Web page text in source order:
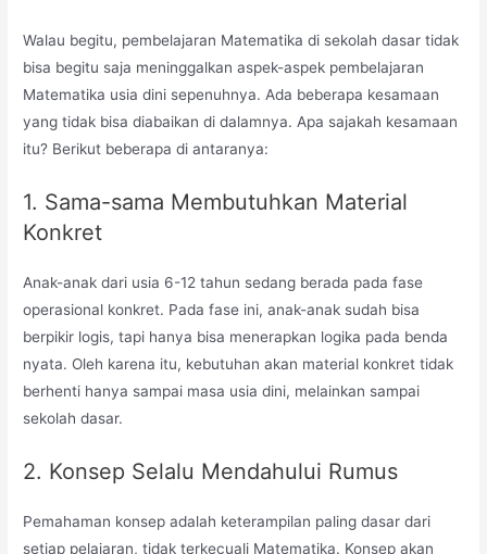
Walau begitu, pembelajaran Matematika di sekolah dasar tidak
bisa begitu saja meninggalkan aspek-aspek pembelajaran
Matematika usia dini sepenuhnya. Ada beberapa kesamaan
yang tidak bisa diabaikan di dalamnya. Apa sajakah kesamaan
itu? Berikut beberapa di antaranya:
1. Sama-sama Membutuhkan Material
Konkret
Anak-anak dari usia 6-12 tahun sedang berada pada fase
operasional konkret. Pada fase ini, anak-anak sudah bisa
berpikir logis, tapi hanya bisa menerapkan logika pada benda
nyata. Oleh karena itu, kebutuhan akan material konkret tidak
berhenti hanya sampai masa usia dini, melainkan sampai
sekolah dasar.
2. Konsep Selalu Mendahului Rumus
Pemahaman konsep adalah keterampilan paling dasar dari
setiap pelajaran, tidak terkecuali Matematika. Konsep akan